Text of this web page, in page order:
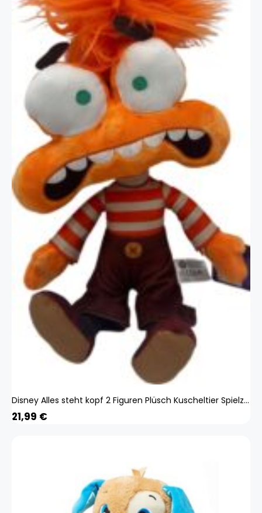
Disney Alles steht kopf 2 Figuren Plüsch Kuscheltier Spielzeug Spiel Plüschtier Zweifel 65456465
21,99 €